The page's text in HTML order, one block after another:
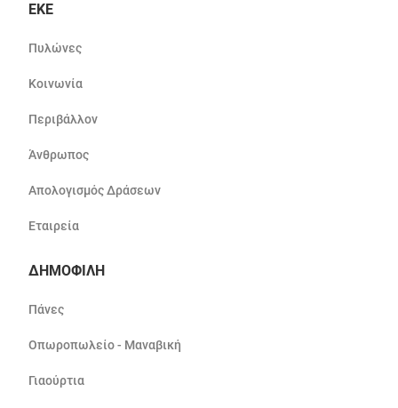
ΕΚΕ
Πυλώνες
Κοινωνία
Περιβάλλον
Άνθρωπος
Απολογισμός Δράσεων
Εταιρεία
ΔΗΜΟΦΙΛΗ
Πάνες
Οπωροπωλείο - Μαναβική
Γιαούρτια